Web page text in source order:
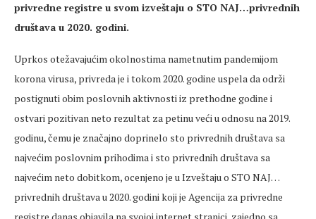
privredne registre u svom izveštaju o STO NAJ…privrednih
društava u 2020. godini.
Uprkos otežavajućim okolnostima nametnutim pandemijom
korona virusa, privreda je i tokom 2020. godine uspela da održi
postignuti obim poslovnih aktivnosti iz prethodne godine i
ostvari pozitivan neto rezultat za petinu veći u odnosu na 2019.
godinu, čemu je značajno doprinelo sto privrednih društava sa
najvećim poslovnim prihodima i sto privrednih društava sa
najvećim neto dobitkom, ocenjeno je u Izveštaju o STO NAJ…
privrednih društava u 2020. godini koji je Agencija za privredne